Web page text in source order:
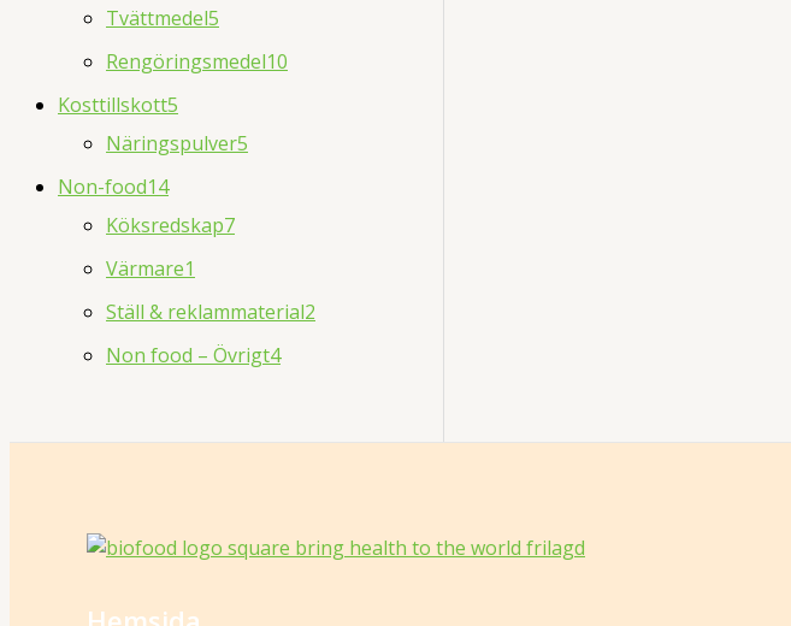
Tvättmedel5
Rengöringsmedel10
Kosttillskott5
Näringspulver5
Non-food14
Köksredskap7
Värmare1
Ställ & reklammaterial2
Non food – Övrigt4